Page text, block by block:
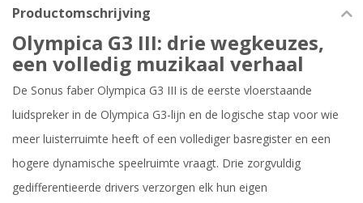
Productomschrijving
Olympica G3 III: drie wegkeuzes,
een volledig muzikaal verhaal
De Sonus faber Olympica G3 III is de eerste vloerstaande
luidspreker in de Olympica G3-lijn en de logische stap voor wie
meer luisterruimte heeft of een vollediger basregister en een
hogere dynamische speelruimte vraagt. Drie zorgvuldig
gedifferentieerde drivers verzorgen elk hun eigen